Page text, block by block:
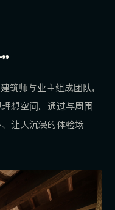
筑师与业主组成团队，
想空间。通过与周围
让人沉浸的体验场